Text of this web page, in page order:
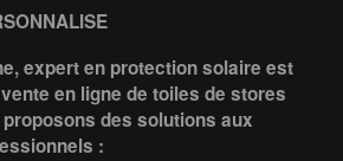
expert en protection solaire est
en ligne de toiles de stores
des solutions aux
: